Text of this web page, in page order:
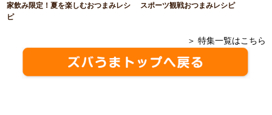
家飲み限定！夏を楽しむおつまみレシ
ピ
スポーツ観戦おつまみレシピ
＞ 特集一覧はこちら